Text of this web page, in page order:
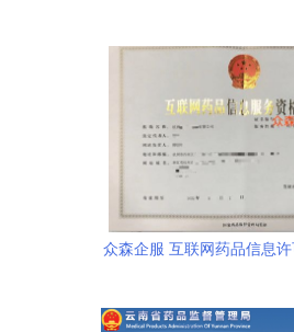
众森企服 互联网药品信息